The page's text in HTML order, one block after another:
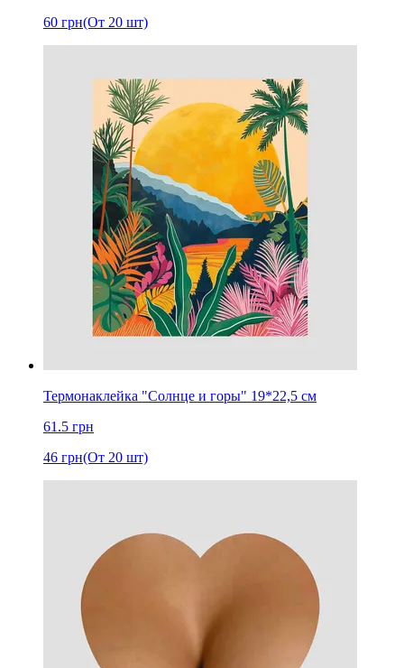
60 грн(От 20 шт)
Термонаклейка "Солнце и горы" 19*22,5 см
61.5 грн
46 грн(От 20 шт)